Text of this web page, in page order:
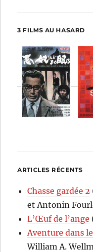
3 FILMS AU HASARD
ARTICLES RÉCENTS
Chasse gardée 2
et Antonin
L’Œuf de l’ange
Aventure dans
William A.